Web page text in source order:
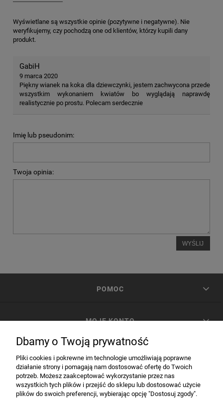
Wyświetlane są wszystkie opinie (pozytywne i negatywne). Nie
weryfikujemy, czy pochodzą one od klientów, którzy kupili dany
produkt.
GabiH
9 marca 2020
Piękny wianek na koka dla dziewczynki, jestem zachwycona przede
wszystkim wykonaniem kwiatów bo wyglądają naprawdę
realistycznie po prostu. Polecam serdecznie
Imię lub pseudonim:
Twoja opinia:
WYŚLIJ
POMOC
MOJE KONTO
INFORMACJE
Dbamy o Twoją prywatność
Pliki cookies i pokrewne im technologie umożliwiają poprawne
działanie strony i pomagają nam dostosować ofertę do Twoich
potrzeb. Możesz zaakceptować wykorzystanie przez nas
wszystkich tych plików i przejść do sklepu lub dostosować użycie
plików do swoich preferencji, wybierając opcję "Dostosuj zgody".